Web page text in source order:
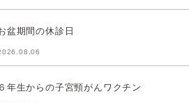
盆期間の休診日
年生からの子宮頸がんワクチン